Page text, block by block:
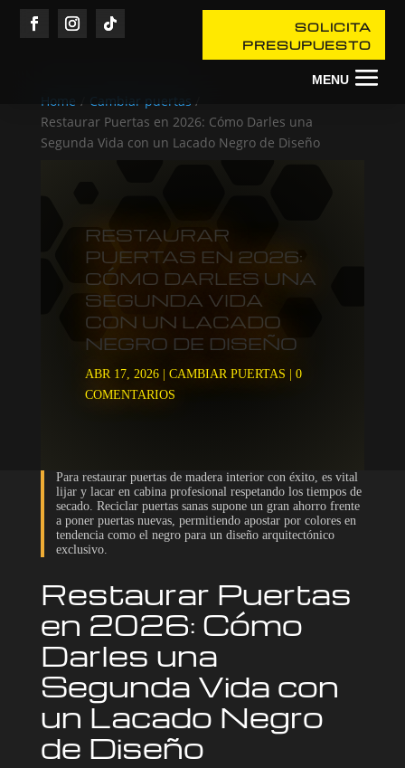
SOLICITA
PRESUPUESTO
Home / Cambiar puertas /
Restaurar Puertas en 2026: Cómo Darles una
Segunda Vida con un Lacado Negro de Diseño
RESTAURAR
PUERTAS EN 2026:
CÓMO DARLES UNA
SEGUNDA VIDA
CON UN LACADO
NEGRO DE DISEÑO
ABR 17, 2026 |CAMBIAR PUERTAS |0
COMENTARIOS
Para restaurar puertas de madera interior con éxito, es vital
lijar y lacar en cabina profesional respetando los tiempos de
secado. Reciclar puertas sanas supone un gran ahorro frente
a poner puertas nuevas, permitiendo apostar por colores en
tendencia como el negro para un diseño arquitectónico
exclusivo.
Restaurar Puertas
en 2026: Cómo
Darles una
Segunda Vida con
un Lacado Negro
de Diseño